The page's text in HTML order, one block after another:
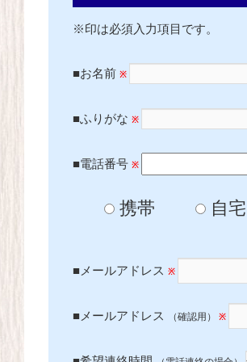
※印は必須入力項目です。
■お名前 ※
■ふりがな ※
■電話番号 ※
携帯 自宅
■メールアドレス ※
■メールアドレス （確認用） ※